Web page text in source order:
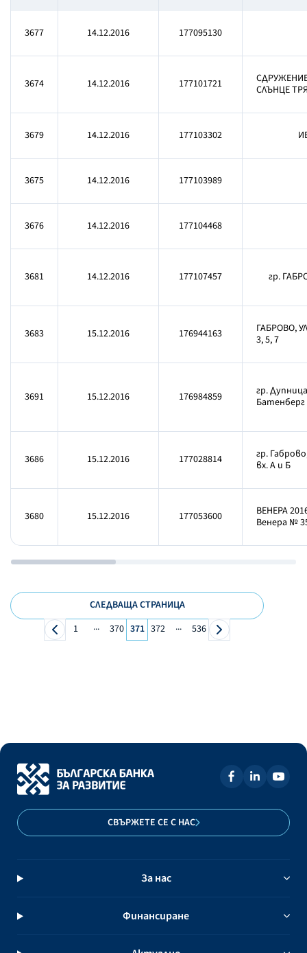
3677 14.12.2016 177095130
3674 14.12.2016 177101721
СЛЪНЦЕ
3679 14.12.2016 177103302
3675 14.12.2016 177103989
3676 14.12.2016 177104468
3681 14.12.2016 177107457 гр.
3683 15.12.2016 176944163
ГАБРОВО,
3, 5, 7
3691 15.12.2016 176984859
гр.
3686 15.12.2016 177028814
гр.
вх. А и Б
3680 15.12.2016 177053600
ВЕНЕРА
Венера №
СЛЕДВАЩА СТРАНИЦА
1
... 370 371 372 ... 536
СВЪРЖЕТЕ СЕ С НАС
За нас
Финансиране